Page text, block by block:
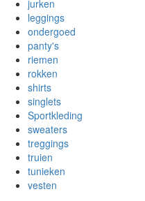
jurken
leggings
ondergoed
panty's
riemen
rokken
shirts
singlets
Sportkleding
sweaters
treggings
truien
tunieken
vesten